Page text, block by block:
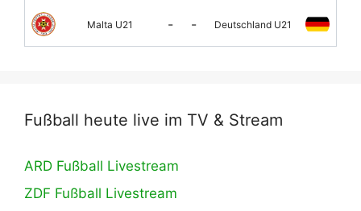
Malta U21 - - Deutschland U21
Fußball heute live im TV & Stream
ARD Fußball Livestream
ZDF Fußball Livestream